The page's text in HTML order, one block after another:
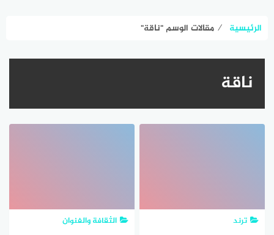
الرئيسية ⁄ مقالات الوسم "ناقة"
ناقة
ترند الثقافة والفنوان